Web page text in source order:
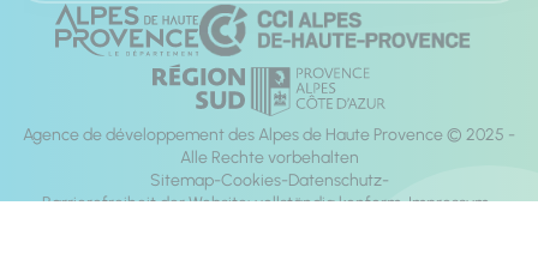
Agence de développement des Alpes de Haute Provence © 2025 -
Alle Rechte vorbehalten
Sitemap Cookies Datenschutz
Barrierefreiheit der Website: vollständig konform Impressum